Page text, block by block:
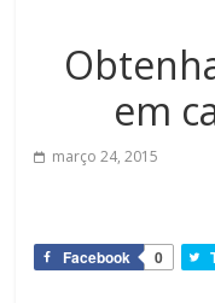
em
março 24, 2015
Facebook 0